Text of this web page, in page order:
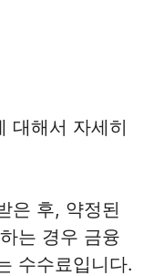
대해서 자세히
은 후, 약정된
는 경우 금융
수수료입니다.